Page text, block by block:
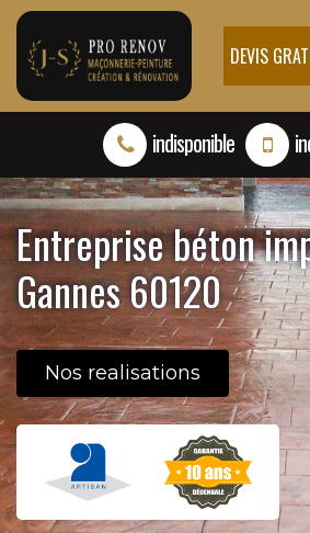
DEVIS
indisponible
Entreprise béton
Gannes 60120
Nos realisations